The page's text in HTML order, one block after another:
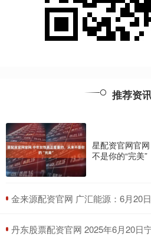
推荐资
星配资官网官
不是你的“完美”
金来源配资官网 广汇能源：6月20
丹东股票配资官网 2025年6月20日宁夏·